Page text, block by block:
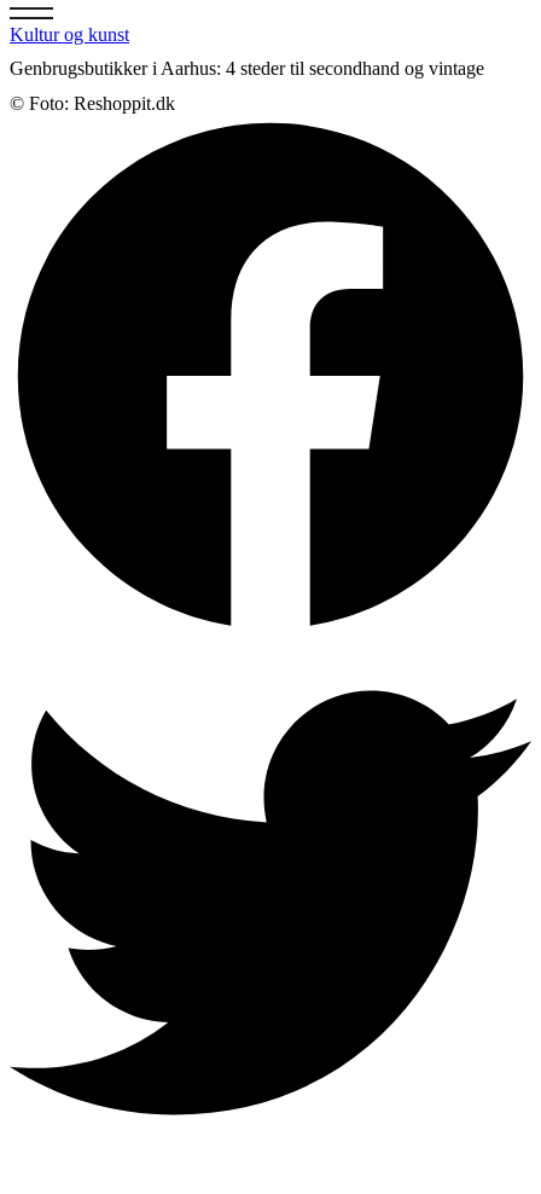
Kultur og kunst
Genbrugsbutikker i Aarhus: 4 steder til secondhand og vintage
© Foto: Reshoppit.dk